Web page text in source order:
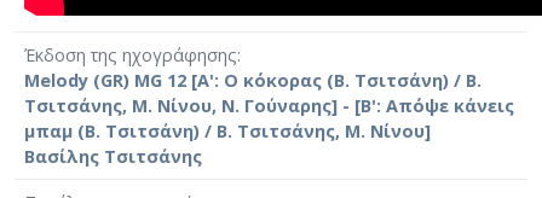
Έκδοση της ηχογράφησης
Melody (GR) MG 12 [Α': Ο κόκορας (Β. Τσιτσάνη) / Β.
Τσιτσάνης, Μ. Νίνου, Ν. Γούναρης] - [Β': Απόψε κάνεις
μπαμ (Β. Τσιτσάνη) / Β. Τσιτσάνης, Μ. Νίνου]
Βασίλης Τσιτσάνης